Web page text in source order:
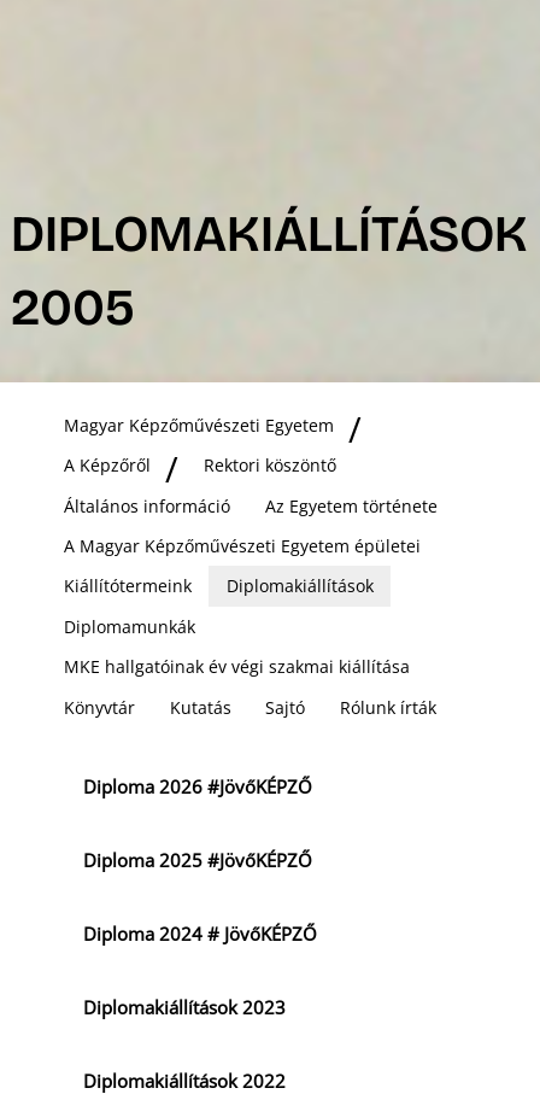
DIPLOMAKIÁLLÍTÁSOK
2005
Magyar Képzőművészeti Egyetem
A Képzőről
Rektori köszöntő
Általános információ
Az Egyetem története
A Magyar Képzőművészeti Egyetem épületei
Kiállítótermeink
Diplomakiállítások
Diplomamunkák
MKE hallgatóinak év végi szakmai kiállítása
Könyvtár
Kutatás Sajtó Rólunk írták
Diploma 2026 #JövőKÉPZŐ
Diploma 2025 #JövőKÉPZŐ
Diploma 2024 # JövőKÉPZŐ
Diplomakiállítások 2023
Diplomakiállítások 2022